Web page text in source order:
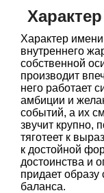
Характер
внутреннего
собственной
производит
него работает
амбиции и
событий, а их
звучит крупно,
тяготеет к
к достойной
достоинства и
придает образу
баланса.